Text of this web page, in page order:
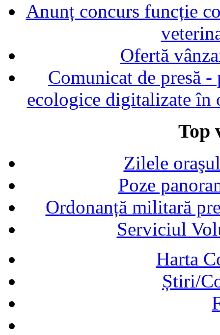
Anunț concurs funcție
Ofertă
Comunicat de presă
ecologice digitalizate în
Top
Zilele
Poze
Ordonanță militară
Serviciul
Harta
Știri/